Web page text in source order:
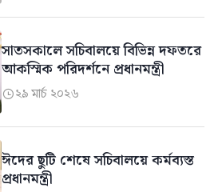
সাতসকালে সচিবালয়ে বিভিন্ন দফতরে
আকস্মিক পরিদর্শনে প্রধানমন্ত্রী
২৯ মার্চ ২০২৬
ঈদের ছুটি শেষে সচিবালয়ে কর্মব্যস্ত
প্রধানমন্ত্রী